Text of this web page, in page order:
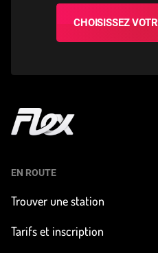
CHOISISSEZ
Accueil
EN ROUTE
Trouver une station
Tarifs et inscription